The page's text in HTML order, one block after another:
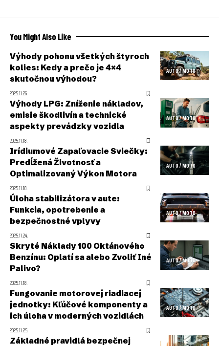
You Might Also Like
AUTO / MOTO
Výhody pohonu všetkých štyroch
kolies: Kedy a prečo je 4×4
skutočnou výhodou?
2025.11.26.
AUTO / MOTO
Výhody LPG: Zníženie nákladov,
emisie škodlivín a technické
aspekty prevádzky vozidla
2025.11.18.
AUTO / MOTO
Irídiumové Zapaľovacie Sviečky:
Predĺžená Životnosť a
Optimalizovaný Výkon Motora
2025.11.18.
AUTO / MOTO
Úloha stabilizátora v aute:
Funkcia, opotrebenie a
bezpečnostné vplyvy
2025.11.24.
AUTO / MOTO
Skryté Náklady 100 Oktánového
Benzínu: Oplatí sa alebo Zvoliť Iné
Palivo?
2025.11.18.
AUTO / MOTO
Fungovanie motorovej riadiacej
jednotky: Kľúčové komponenty a
ich úloha v moderných vozidlách
2025.11.25.
Základné pravidlá bezpečnej